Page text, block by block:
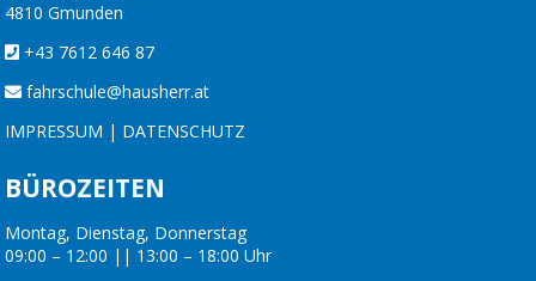
4810 Gmunden
+43 7612 646 87
fahrschule@hausherr.at
IMPRESSUM | DATENSCHUTZ
BÜROZEITEN
Montag, Dienstag, Donnerstag
09:00 – 12:00 || 13:00 – 18:00 Uhr